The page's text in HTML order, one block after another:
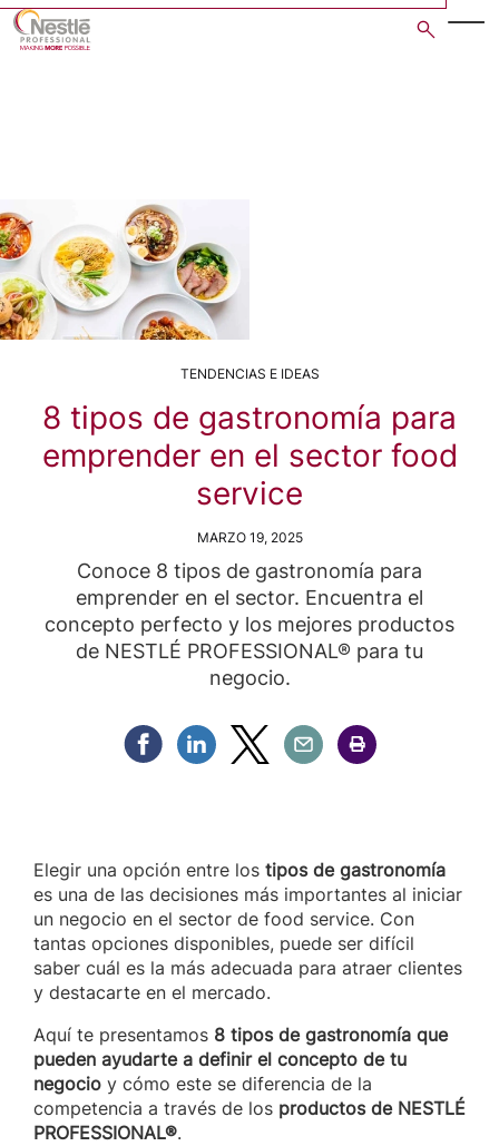
Skip
TENDENCIAS E IDEAS
8 tipos de gastronomía para
emprender en el sector food
service
MARZO 19, 2025
Conoce 8 tipos de gastronomía para
emprender en el sector. Encuentra el
concepto perfecto y los mejores productos
de NESTLÉ PROFESSIONAL® para tu
negocio.
Compartir Facebook
Compartir Linkedin
Compartir Twitter
Compartir Email
Compartir Imprimir
Elegir una opción entre los tipos de gastronomía
es una de las decisiones más importantes al iniciar
un negocio en el sector de food service. Con
tantas opciones disponibles, puede ser difícil
saber cuál es la más adecuada para atraer clientes
y destacarte en el mercado.
Aquí te presentamos 8 tipos de gastronomía que
pueden ayudarte a definir el concepto de tu
negocio y cómo este se diferencia de la
competencia a través de los productos de NESTLÉ
PROFESSIONAL®.